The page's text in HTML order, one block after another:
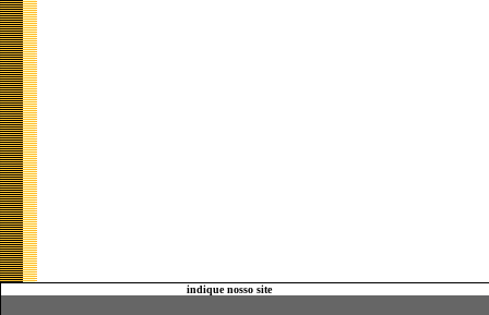
indique nosso site